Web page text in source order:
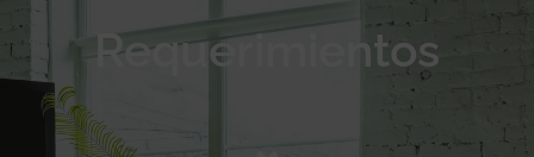
Requerimientos